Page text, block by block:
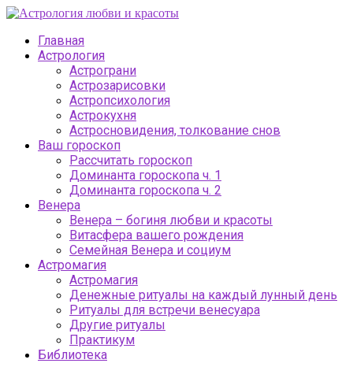
Главная
Астрология
Астрограни
Астрозарисовки
Астропсихология
Астрокухня
Астросновидения, толкование снов
Ваш гороскоп
Рассчитать гороскоп
Доминанта гороскопа ч. 1
Доминанта гороскопа ч. 2
Венера
Венера – богиня любви и красоты
Витасфера вашего рождения
Семейная Венера и социум
Астромагия
Астромагия
Денежные ритуалы на каждый лунный день
Ритуалы для встречи венесуара
Другие ритуалы
Практикум
Библиотека